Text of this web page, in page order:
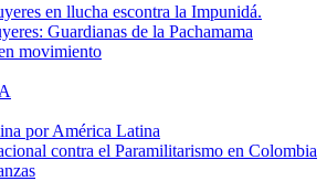
en llucha escontra la Impunidá.
Guardianas de la Pachamama
movimiento
por América Latina
contra el Paramilitarismo en Colombia